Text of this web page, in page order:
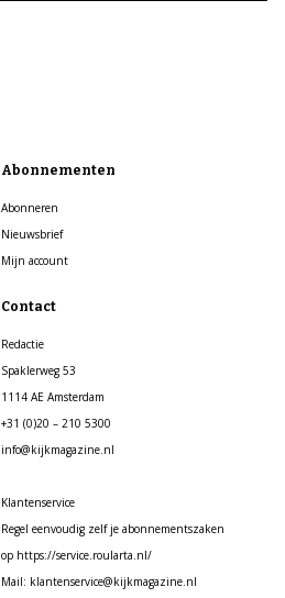
Abonnementen
Abonneren
Nieuwsbrief
Mijn account
Contact
Redactie
Spaklerweg 53
1114 AE Amsterdam
+31 (0)20 – 210 5300
info@kijkmagazine.nl
Klantenservice
Regel eenvoudig zelf je abonnementszaken
op https://service.roularta.nl/
Mail: klantenservice@kijkmagazine.nl